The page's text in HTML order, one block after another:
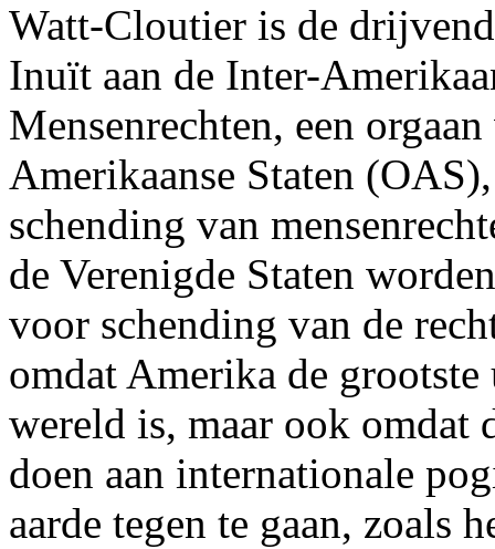
Watt-Cloutier is de
Inuït aan de Inter-
Mensenrechten, een
Amerikaanse Staten
schending van
de Verenigde Staten
voor schending van de
omdat Amerika de
wereld is, maar ook omdat
doen aan internationale
aarde tegen te gaan, zoals